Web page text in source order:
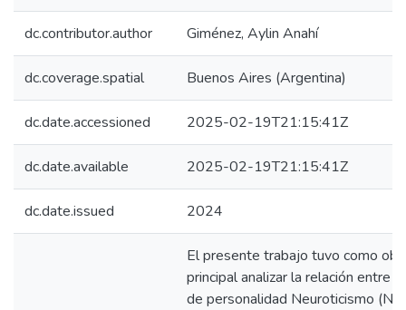
dc.contributor.author Giménez, Aylin Anahí
dc.coverage.spatial Buenos Aires (Argentina)
dc.date.accessioned 2025-02-19T21:15:41Z
dc.date.available 2025-02-19T21:15:41Z
dc.date.issued 2024
El presente trabajo tuvo como
principal analizar la relación entre
de personalidad Neuroticismo (N)